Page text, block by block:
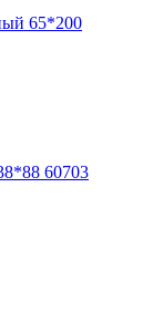
65*200
60703